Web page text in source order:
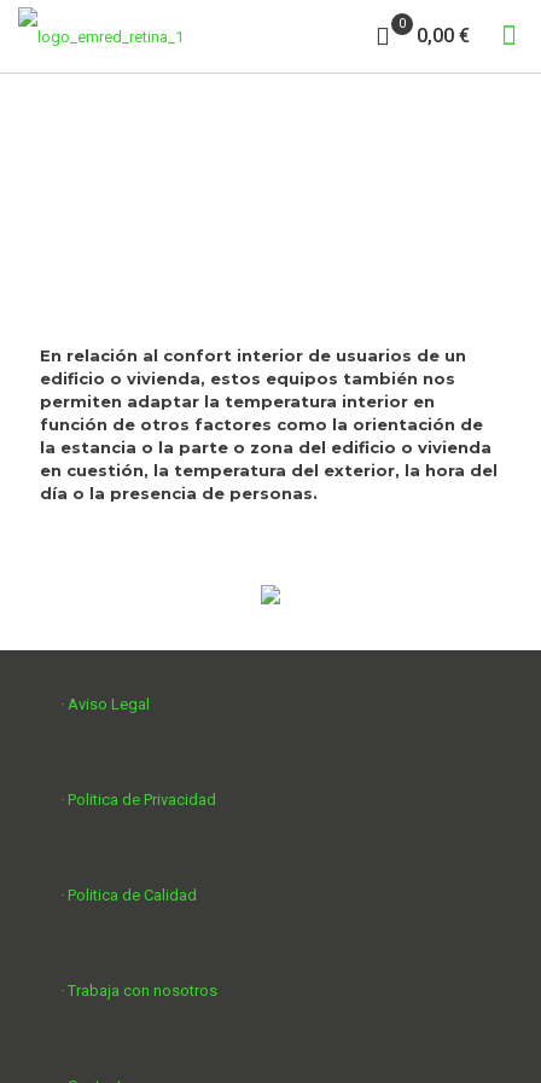
0
0,00 €
En relación al confort interior de usuarios de un
edificio o vivienda, estos equipos también nos
permiten adaptar la temperatura interior en
función de otros factores como la orientación de
la estancia o la parte o zona del edificio o vivienda
en cuestión, la temperatura del exterior, la hora del
día o la presencia de personas.
· Aviso Legal
· Politica de Privacidad
· Politica de Calidad
· Trabaja con nosotros